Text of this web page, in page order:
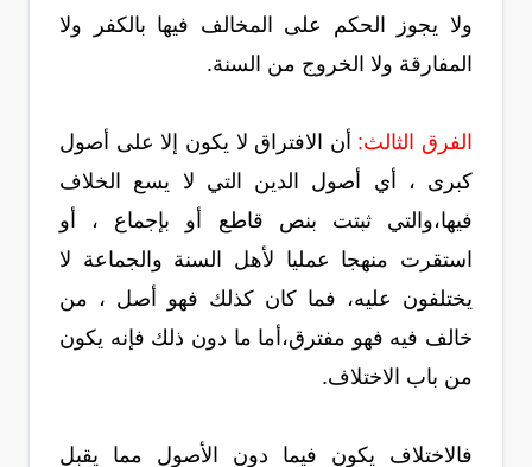
ولا يجوز الحكم على المخالف فيها بالكفر ولا
المفارقة ولا الخروج من السنة.
الفرق الثالث: أن الافتراق لا يكون إلا على أصول
كبرى ، أي أصول الدين التي لا يسع الخلاف
فيها،والتي ثبتت بنص قاطع أو بإجماع ، أو
استقرت منهجا عمليا لأهل السنة والجماعة لا
يختلفون عليه، فما كان كذلك فهو أصل ، من
خالف فيه فهو مفترق،أما ما دون ذلك فإنه يكون
من باب الاختلاف.
فالاختلاف يكون فيما دون الأصول مما يقبل